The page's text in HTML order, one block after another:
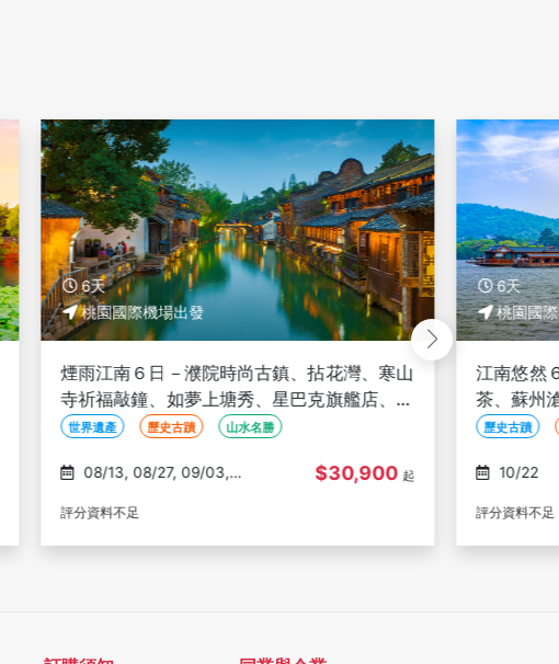
6天
桃園國際機場出發
江南悠然６日－杭州西湖、烏鎮搖櫓船+下午
茶、蘇州滄浪亭、如夢上塘秀、金庸書院、寒
山寺、老上海風情、水上金字塔(文化參訪)
歷史古蹟 山水名勝 自然生態
10/22 $33,900 起
評分資料不足
8天
桃園國
瑰麗黃山
海大峽谷
杭州西湖
世界遺產
評分資料不足